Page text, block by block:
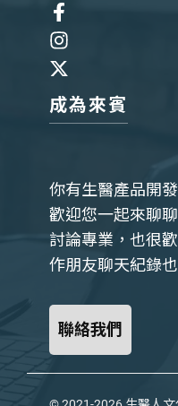
成為來賓
你有生醫產品開
歡迎您一起來聊
討論專業，也很
作朋友聊天紀錄
聯絡我們